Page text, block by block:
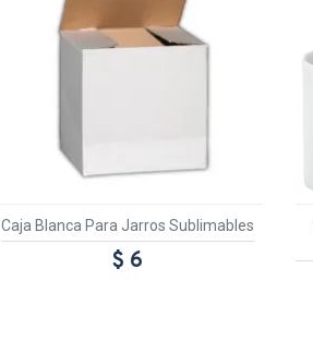
Caja Blanca Para Jarros Sublimables
$ 6